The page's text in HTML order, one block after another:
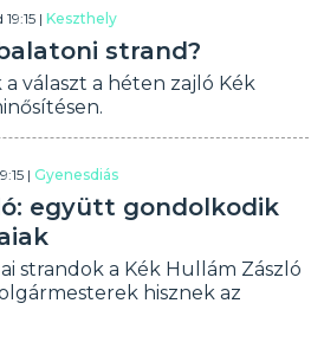
|Keszthely
strand?
választ a héten zajló Kék
|Gyenesdiás
együtt gondolkodik
strandok a Kék Hullám Zászló
hisznek az